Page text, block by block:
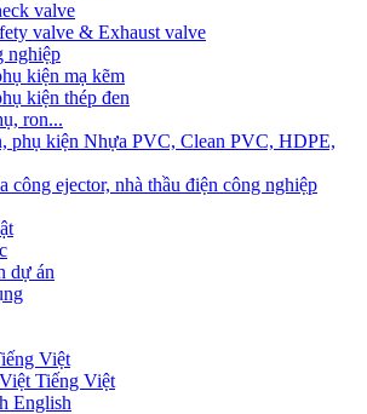
valve
valve & Exhaust valve
nghiệp
kiện mạ kẽm
kiện thép đen
ron...
phụ kiện Nhựa PVC, Clean PVC, HDPE,
công ejector, nhà thầu điện công nghiệp
dự án
Tiếng Việt
English